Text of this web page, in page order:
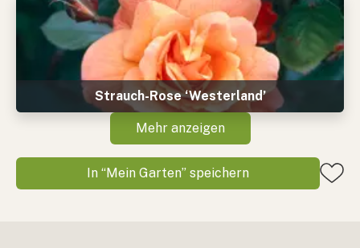
Strauch-Rose ‘Westerland’
Mehr anzeigen
In “Mein Garten” speichern